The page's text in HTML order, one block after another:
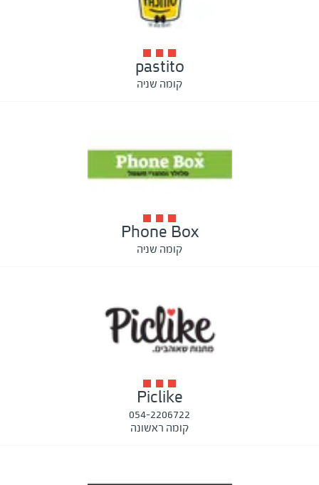
pastito
קומה שניה
Phone Box
קומה שניה
Piclike
054-2206722
קומה ראשונה